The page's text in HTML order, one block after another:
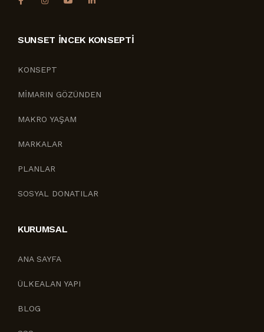
SUNSET İNCEK KONSEPTI
KONSEPT
MİMARIN GÖZÜNDEN
MAKRO YAŞAM
MARKALAR
PLANLAR
SOSYAL DONATILAR
KURUMSAL
ANA SAYFA
ÜLKEALAN YAPI
BLOG